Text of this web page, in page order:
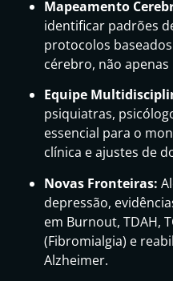
Mapeamento
identificar padrões
protocolos
cérebro, não
Equipe
psiquiatras,
essencial para o
clínica e ajustes de
Novas Fronteiras:
depressão,
em Burnout, TDAH,
(Fibromialgia) e
Alzheimer.